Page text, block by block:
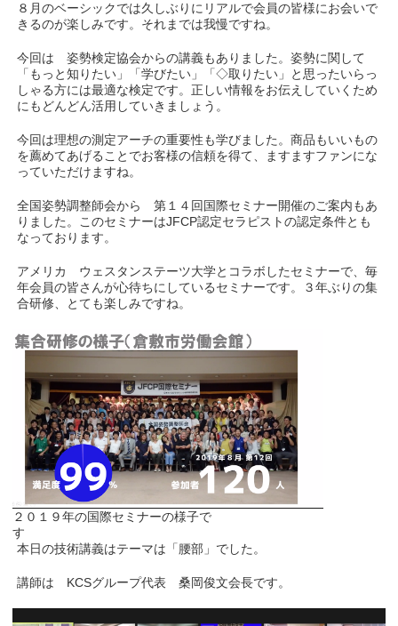
８月のベーシックでは久しぶりにリアルで会員の皆様にお会いで
きるのが楽しみです。それまでは我慢ですね。
今回は 姿勢検定協会からの講義もありました。姿勢に関して
「もっと知りたい」「学びたい」「◇取りたい」と思ったいらっ
しゃる方には最適な検定です。正しい情報をお伝えしていくため
にもどんどん活用していきましょう。
今回は理想の測定アーチの重要性も学びました。商品もいいもの
を薦めてあげることでお客様の信頼を得て、ますますファンにな
っていただけますね。
全国姿勢調整師会から 第１４回国際セミナー開催のご案内もあ
りました。このセミナーはJFCP認定セラピストの認定条件とも
なっております。
アメリカ ウェスタンステーツ大学とコラボしたセミナーで、毎
年会員の皆さんが心待ちにしているセミナーです。３年ぶりの集
合研修、とても楽しみですね。
２０１９年の国際セミナーの様子で
す
本日の技術講義はテーマは「腰部」でした。
講師は KCSグループ代表 桑岡俊文会長です。